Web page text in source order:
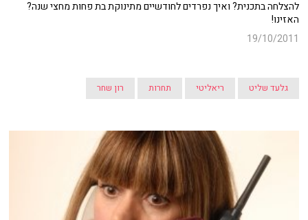
להצלחה בתכנית? ואיך נפרדים לחודשיים מתינוקת בת פחות מחצי שנה?
האזינו!
19/10/2011
גלעד שליט ריאליטי תחרות רון שחר